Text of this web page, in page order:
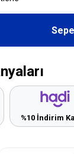
%10 İndirim